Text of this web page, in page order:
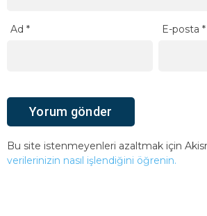
Ad * E-posta*
Bu site istenmeyenleri azaltmak için
verilerinizin nasıl işlendiğini öğrenin.